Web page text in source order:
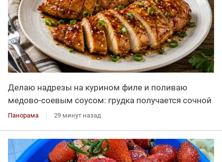
Делаю надрезы на курином филе и поливаю
медово-соевым соусом: грудка получается сочной
Панорама 29 минут назад